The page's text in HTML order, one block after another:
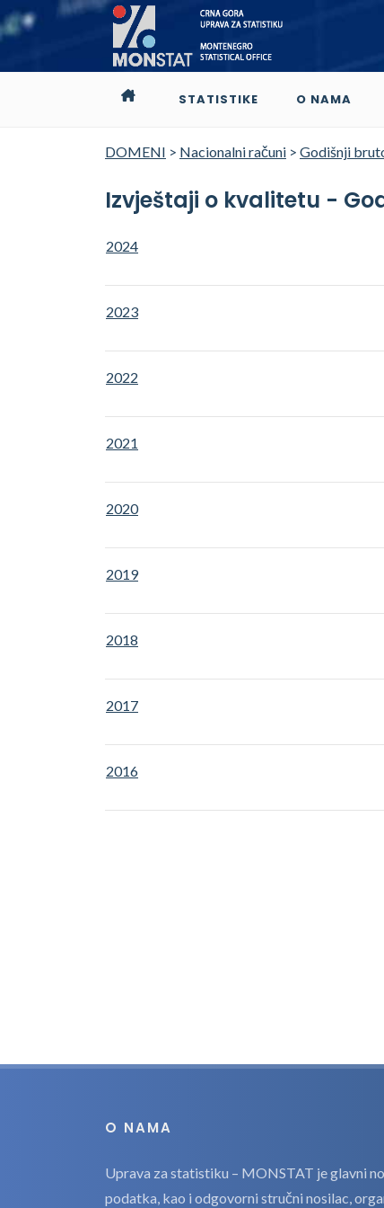
STATISTIKE O NAMA
DOMENI > Nacionalni računi > Godišnji
Izvještaji o kvalitetu -
2024
2023
2022
2021
2020
2019
2018
2017
2016
O NAMA
Uprava za statistiku – MONSTAT je glavni
podatka, kao i odgovorni stručni nosilac,